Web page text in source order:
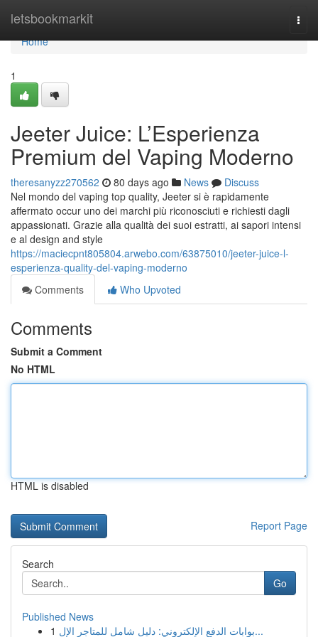
letsbookmarkit
Home
Home
1
Jeeter Juice: L’Esperienza
Premium del Vaping Moderno
theresanyzz270562 80 days ago News
Discuss
Nel mondo del vaping top quality, Jeeter si è rapidamente
affermato occur uno dei marchi più riconosciuti e richiesti dagli
appassionati. Grazie alla qualità dei suoi estratti, ai sapori intensi
e al design and style
https://maciecpnt805804.arwebo.com/63875010/jeeter-juice-l-
esperienza-quality-del-vaping-moderno
Comments
Who Upvoted
Comments
Submit a Comment
No HTML
HTML is disabled
Report Page
Search
Go
Published News
1
بوابات الدفع الإلكتروني: دليل شامل للمتاجر الإل...